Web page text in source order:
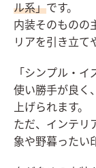
ル系」です。
内装そのものの
リアを引き立て
「シンプル・イ
使い勝手が良く
上げられます。
ただ、インテリ
象や野暮ったい